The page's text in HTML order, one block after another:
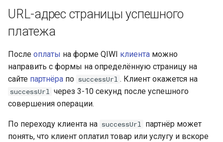
URL-адрес страницы успешного
платежа
После оплаты на форме QIWI клиента можно
направить с формы на определённую страницу на
сайте партнёра по successUrl . Клиент окажется на
successUrl через 3-10 секунд после успешного
совершения операции.
По переходу клиента на successUrl партнёр может
понять, что клиент оплатил товар или услугу и вскоре